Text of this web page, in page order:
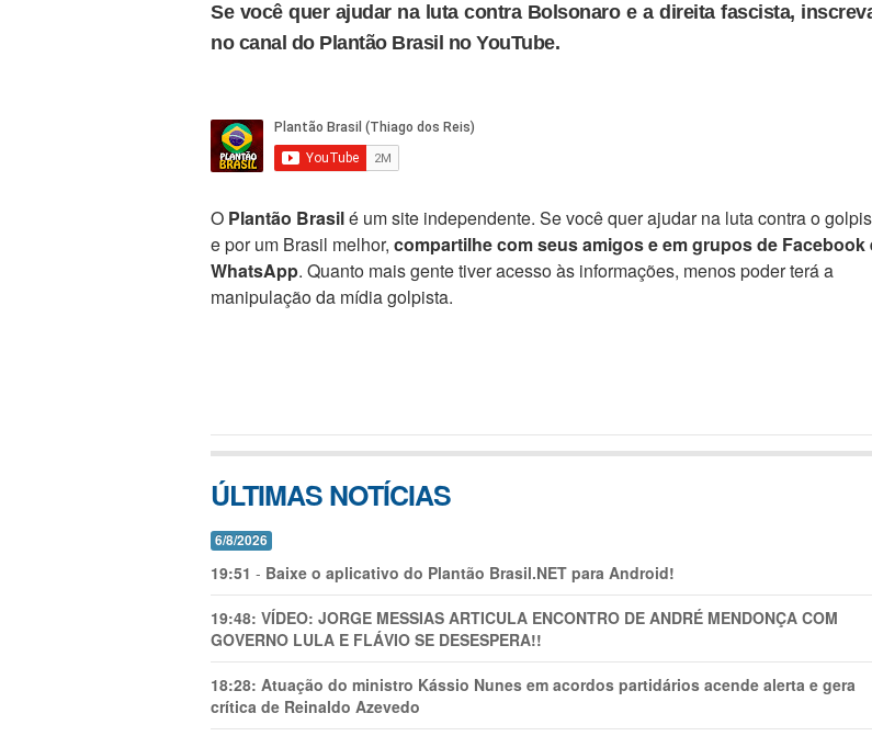
Se você quer ajudar na luta contra Bolsonaro e a direita fascista,
no canal do Plantão Brasil no YouTube.
O Plantão Brasilé um site independente. Se você quer ajudar na luta contra o
e por um Brasil melhor, compartilhe com seus amigos e em grupos de Facebook
WhatsApp. Quanto mais gente tiver acesso às informações, menos poder terá a
manipulação da mídia golpista.
ÚLTIMAS NOTÍCIAS
6/8/2026
19:51 - Baixe o aplicativo do Plantão Brasil.NET para Android!
19:48: VÍDEO: JORGE MESSIAS ARTICULA ENCONTRO DE ANDRÉ MENDONÇA COM
GOVERNO LULA E FLÁVIO SE DESESPERA!!
18:28: Atuação do ministro Kássio Nunes em acordos partidários acende alerta e gera
crítica de Reinaldo Azevedo